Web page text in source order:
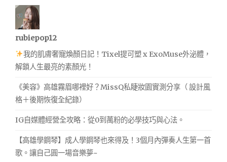
rubiepop12
我的肌膚奢寵煥顏日記！Tixel提可塑 x ExoMuse外泌體，
解鎖人生最亮的素顏光！
《美容》高雄霧眉哪裡好？MissQ私睫妝園實測分享（ 設計風
格＋後期恢復全紀錄）
IG自媒體經營全攻略：從0到萬粉的必學技巧與心法。
【高雄學鋼琴】成人學鋼琴也來得及！3個月內彈奏人生第一首
歌。讓自己圓一場音樂夢~